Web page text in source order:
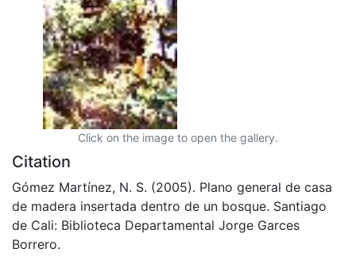
Click on the image to open the gallery.
Citation
Gómez Martínez, N. S. (2005). Plano general de casa
de madera insertada dentro de un bosque. Santiago
de Cali: Biblioteca Departamental Jorge Garces
Borrero.